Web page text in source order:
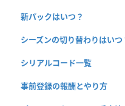
新パックはいつ？
シーズンの切り替わりはいつ
シリアルコード一覧
事前登録の報酬とやり方